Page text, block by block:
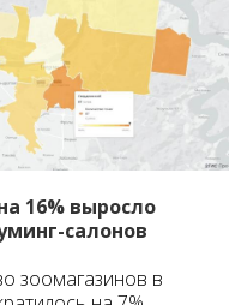
16% выросло
салонов
зоомагазинов в